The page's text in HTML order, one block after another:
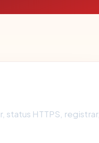
status HTTPS, registrar,